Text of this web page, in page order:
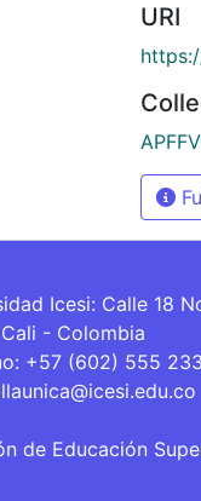
URI
Icesi: Calle 18
- Colombia
+57 (602) 555
de Educación